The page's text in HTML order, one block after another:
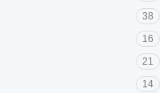
38
16
21
14